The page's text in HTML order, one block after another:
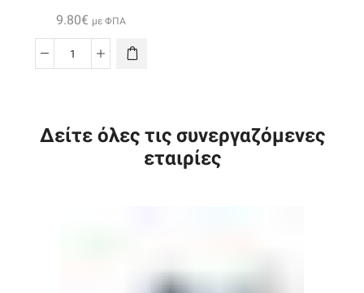
9.80€ με ΦΠΑ
Vision
4.5Ah
Δείτε όλες τις συνεργαζόμενες
εταιρίες